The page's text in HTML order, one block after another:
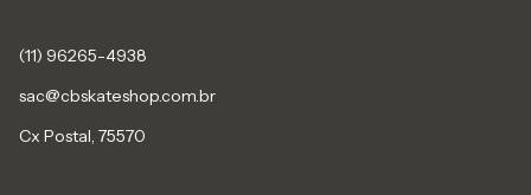
sac@cbskateshop.com.br
Cx Postal, 75570